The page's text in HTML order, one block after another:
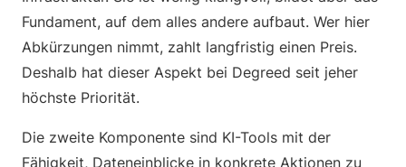
Fundament, auf dem alles andere aufbaut. Wer hier
Abkürzungen nimmt, zahlt langfristig einen Preis.
Deshalb hat dieser Aspekt bei Degreed seit jeher
höchste Priorität.
Die zweite Komponente sind KI-Tools mit der
Fähigkeit, Dateneinblicke in konkrete Aktionen zu